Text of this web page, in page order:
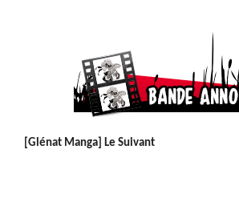
[Glénat Manga] Le Suivant